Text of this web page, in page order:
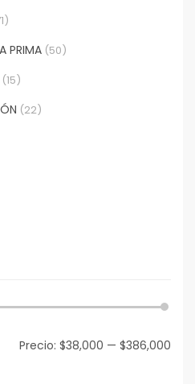
PRIMA (50)
(15)
(22)
Precio: $38,000 — $386,000